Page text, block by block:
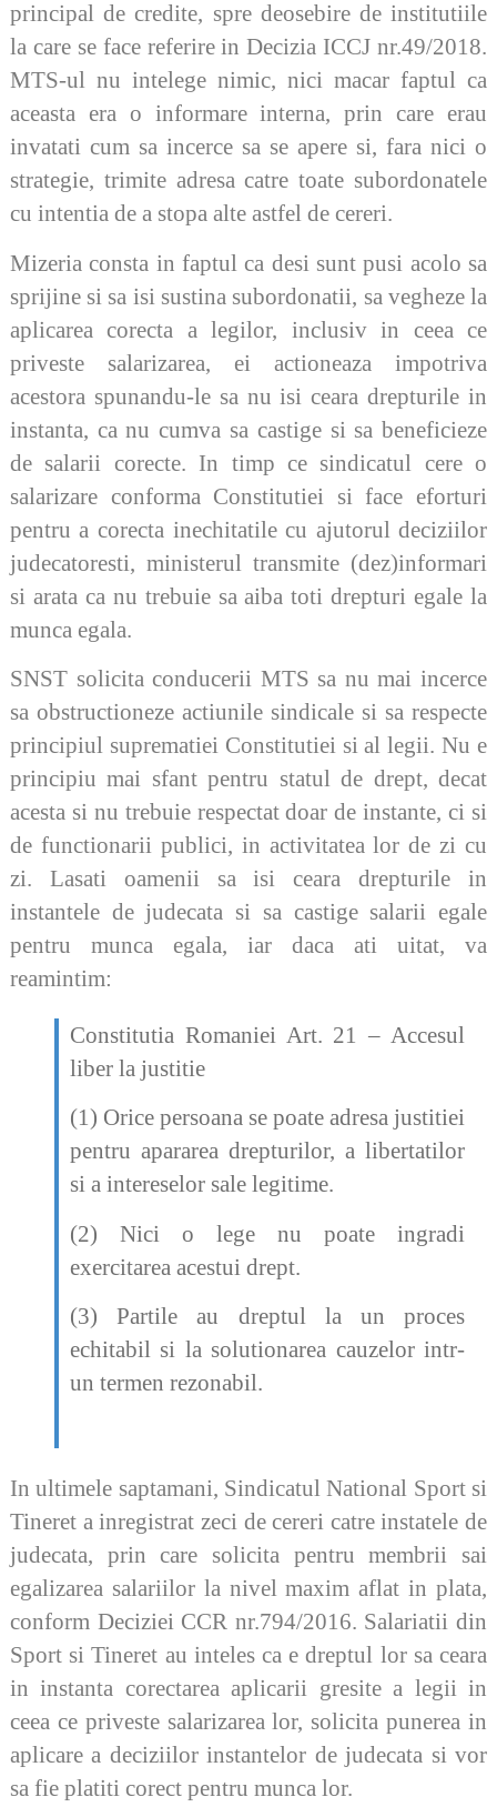
principal de credite, spre deosebire de institutiile
la care se face referire in Decizia ICCJ nr.49/2018.
MTS-ul nu intelege nimic, nici macar faptul ca
aceasta era o informare interna, prin care erau
invatati cum sa incerce sa se apere si, fara nici o
strategie, trimite adresa catre toate subordonatele
cu intentia de a stopa alte astfel de cereri.
Mizeria consta in faptul ca desi sunt pusi acolo sa
sprijine si sa isi sustina subordonatii, sa vegheze la
aplicarea corecta a legilor, inclusiv in ceea ce
priveste salarizarea, ei actioneaza impotriva
acestora spunandu-le sa nu isi ceara drepturile in
instanta, ca nu cumva sa castige si sa beneficieze
de salarii corecte. In timp ce sindicatul cere o
salarizare conforma Constitutiei si face eforturi
pentru a corecta inechitatile cu ajutorul deciziilor
judecatoresti, ministerul transmite (dez)informari
si arata ca nu trebuie sa aiba toti drepturi egale la
munca egala.
SNST solicita conducerii MTS sa nu mai incerce
sa obstructioneze actiunile sindicale si sa respecte
principiul suprematiei Constitutiei si al legii. Nu e
principiu mai sfant pentru statul de drept, decat
acesta si nu trebuie respectat doar de instante, ci si
de functionarii publici, in activitatea lor de zi cu
zi. Lasati oamenii sa isi ceara drepturile in
instantele de judecata si sa castige salarii egale
pentru munca egala, iar daca ati uitat, va
reamintim:
Constitutia Romaniei Art. 21 – Accesul
liber la justitie
(1) Orice persoana se poate adresa justitiei
pentru apararea drepturilor, a libertatilor
si a intereselor sale legitime.
(2) Nici o lege nu poate ingradi
exercitarea acestui drept.
(3) Partile au dreptul la un proces
echitabil si la solutionarea cauzelor intr-
un termen rezonabil.
In ultimele saptamani, Sindicatul National Sport si
Tineret a inregistrat zeci de cereri catre instatele de
judecata, prin care solicita pentru membrii sai
egalizarea salariilor la nivel maxim aflat in plata,
conform Deciziei CCR nr.794/2016. Salariatii din
Sport si Tineret au inteles ca e dreptul lor sa ceara
in instanta corectarea aplicarii gresite a legii in
ceea ce priveste salarizarea lor, solicita punerea in
aplicare a deciziilor instantelor de judecata si vor
sa fie platiti corect pentru munca lor.